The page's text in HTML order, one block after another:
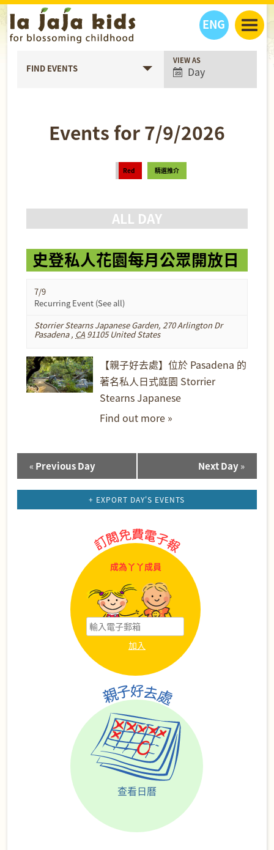
ENG
丫丫看天下
丫丫部落格
親子日曆
丫丫之選
關於我們
FIND EVENTS Event
Views
Navigation
VIEW AS
Day
Events for 7/9/2026
Red 精選推介
ALL DAY
史登私人花園每月公眾開放日
7/9
Recurring Event (See all)
Storrier Stearns Japanese Garden,270 Arlington Dr
Pasadena, CA 91105 United States
【親子好去處】位於 Pasadena 的
著名私人日式庭園 Storrier
Stearns Japanese
Find out more »
Day
Navigation
« Previous Day Next Day»
+ EXPORT DAY'S EVENTS
成為丫丫成員
查看日曆